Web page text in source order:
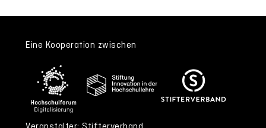
Eine Kooperation zwischen
Veranstalter: Stifterverband